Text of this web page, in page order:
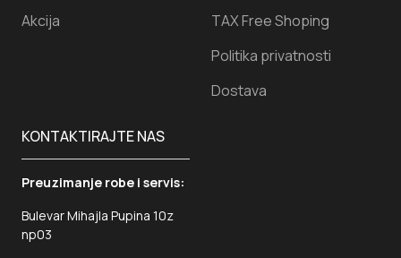
TAX Free Shoping
Politika privatnosti
Dostava
KONTAKTIRAJTE NAS
Preuzimanje robe i servis:
Bulevar Mihajla Pupina 10z
np03
Akcija